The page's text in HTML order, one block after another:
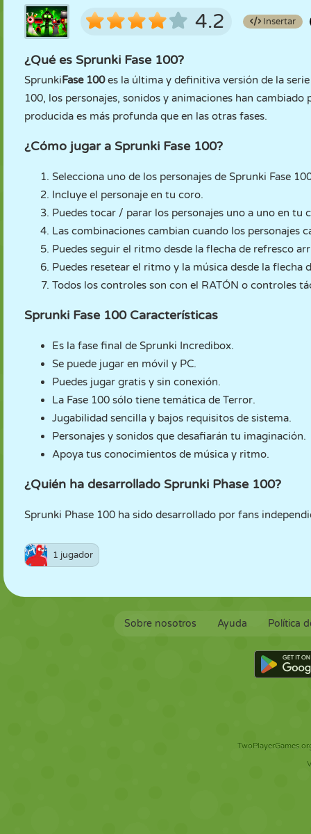
4.2 Insertar
¿Qué es Sprunki Fase 100?
SprunkiFase 100es la última y definitiva versión de la
100, los personajes, sonidos y animaciones han
producida es más profunda que en las otras fases.
¿Cómo jugar a Sprunki Fase 100?
Selecciona uno de los personajes de Sprunki Fase
Incluye el personaje en tu coro.
Puedes tocar / parar los personajes uno a uno en tu
Las combinaciones cambian cuando los personajes
Puedes seguir el ritmo desde la flecha de refresco
Puedes resetear el ritmo y la música desde la flecha
Todos los controles son con el RATÓN o controles
Sprunki Fase 100 Características
Es la fase final de Sprunki Incredibox.
Se puede jugar en móvil y PC.
Puedes jugar gratis y sin conexión.
La Fase 100 sólo tiene temática de Terror.
Jugabilidad sencilla y bajos requisitos de sistema.
Personajes y sonidos que desafiarán tu imaginación.
Apoya tus conocimientos de música y ritmo.
¿Quién ha desarrollado Sprunki Phase 100?
Sprunki Phase 100 ha sido desarrollado por fans
1 jugador
Sobre nosotros Ayuda Política